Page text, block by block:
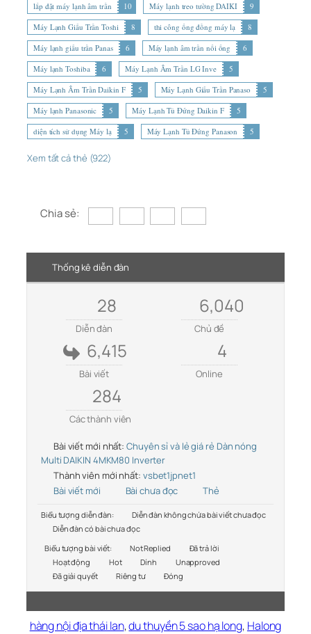
lắp đặt máy lạnh âm trần
10 Máy lạnh treo tường DAIKI
9
Máy Lạnh Giấu Trần Toshi
8 thi công ống đồng máy lạ
8
Máy lạnh giấu trần Panas
6 Máy lạnh âm trần nối ống
6
Máy lạnh Toshiba
6 Máy Lạnh Âm Trần LG Inve
5
Máy Lạnh Âm Trần Daikin F
5 Máy Lạnh Giấu Trần Panaso
5
Máy lạnh Panasonic
5 Máy Lạnh Tủ Đứng Daikin F
5
diện tích sử dụng Máy lạ
5 Máy Lạnh Tủ Đứng Panason 5
Xem tất cả thẻ (922)
Chia sẻ:
Thống kê diễn đàn
28
Diễn đàn
6,040
Chủ đề
6,415
Bài viết
4
Online
284
Các thành viên
Bài viết mới nhất: Chuyên sỉ và lẻ giá rẻ Dàn nóng
Multi DAIKIN 4MKM80 Inverter
Thành viên mới nhất: vsbet1jpnet1
Bài viết mới
Bài chưa đọc Thẻ
Biểu tượng diễn đàn:
Diễn đàn không chứa bài viết chưa đọc
Diễn đàn có bài chưa đọc
Biểu tượng bài viết:
Not Replied
Đã trả lời
Hoạt động
Hot Dính
Unapproved
Đã giải quyết
Riêng tư Đóng
hàng nội địa thái lan,du thuyền 5 sao hạ long, Halong